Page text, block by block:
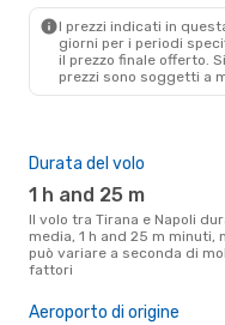
I prezzi indicati in
giorni per i periodi
il ​​prezzo finale offerto.
prezzi sono soggetti a
Durata del volo
1 h and 25 m
Il volo tra Tirana e Napoli dura, in
media, 1 h and 25 m minuti,
può variare a seconda di
fattori
Aeroporto di origine